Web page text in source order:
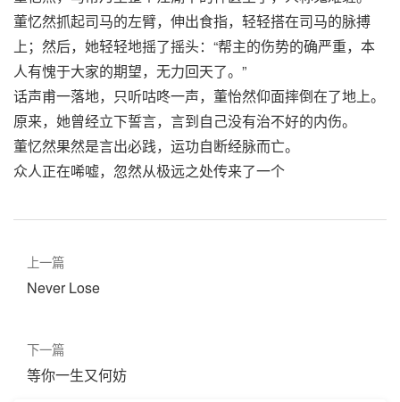
董忆然抓起司马的左臂，伸出食指，轻轻搭在司马的脉搏
上；然后，她轻轻地摇了摇头：“帮主的伤势的确严重，本
人有愧于大家的期望，无力回天了。”
话声甫一落地，只听咕咚一声，董怡然仰面摔倒在了地上。
原来，她曾经立下誓言，言到自己没有治不好的内伤。
董忆然果然是言出必践，运功自断经脉而亡。
众人正在唏嘘，忽然从极远之处传来了一个
上一篇
Never Lose
下一篇
等你一生又何妨